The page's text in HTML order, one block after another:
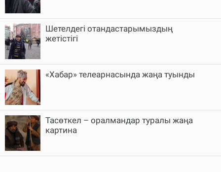
Шетелдегі отандастарымыздың
жетістігі
«Хабар» телеарнасында жаңа туынды
Тасөткел – оралмандар туралы жаңа
картина